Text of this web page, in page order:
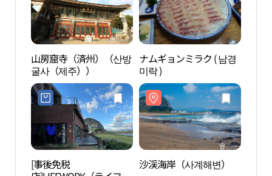
山房窟寺（済州）（산방
굴사（제주））
ナムギョンミラク ( 남경
미락 )
[事後免税
沙渓海岸（사계해변）